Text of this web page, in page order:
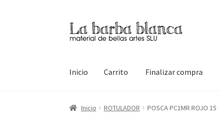
Ir
a
Ir
al
Inicio Carrito Finalizar compra
Inicio Carrito Finalizar compra InicioMi
Inicio ROTULADOR POSCA PC1MR ROJO 15